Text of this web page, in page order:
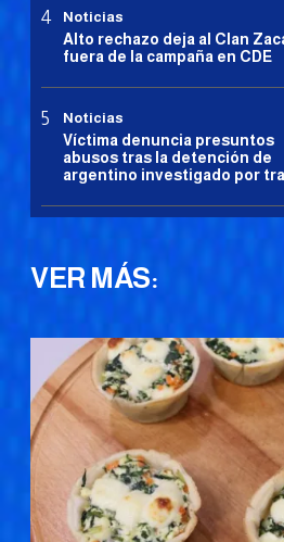
Noticias
Alto rechazo deja al Clan
fuera de la campaña en CDE
Noticias
Víctima denuncia presuntos
abusos tras la detención de
argentino investigado por
VER MÁS: